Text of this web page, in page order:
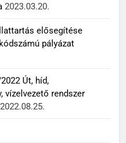
2023.03.20.
elősegítése
pályázat
Út, híd,
vízelvezető rendszer
2022.08.25.